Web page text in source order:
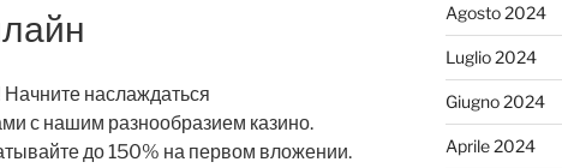
Начните наслаждаться
с нашим разнообразием казино.
до 150% на первом вложении.
Agosto 2024
Luglio 2024
Giugno 2024
Aprile 2024